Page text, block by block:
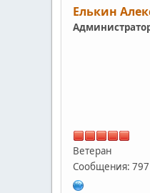
Елькин
Ветеран
Сообщения: 797